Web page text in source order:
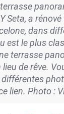
Seta, a
dans
est le plus
terrasse
de rêve.
lien. Photo :